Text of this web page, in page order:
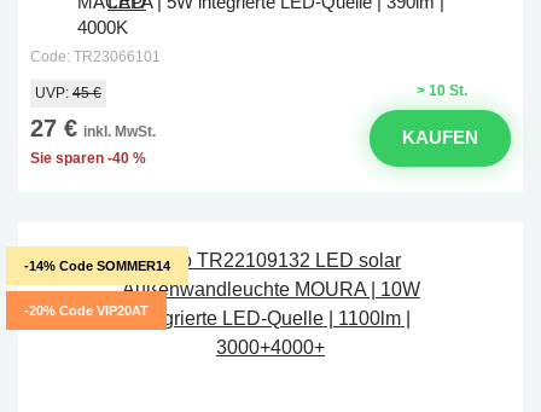
4000K
Code: TR23066101
> 10 St.
UVP: 45 €
27 € inkl. MwSt.
Sie sparen -40 %
KAUFEN
-14% Code SOMMER14
-20% Code VIP20AT